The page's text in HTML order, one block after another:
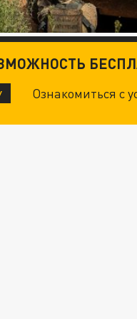
Ознакомиться с